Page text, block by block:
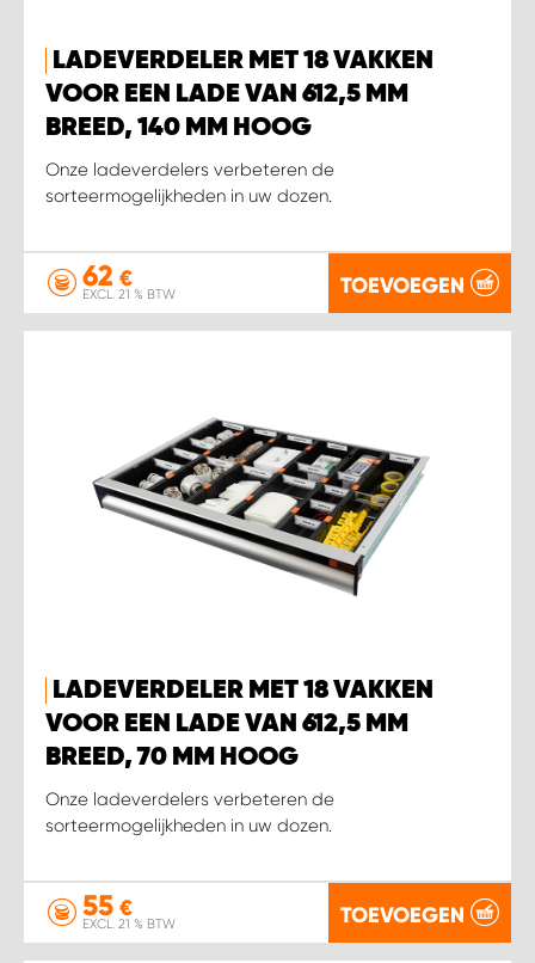
LADEVERDELER MET 18 VAKKEN
VOOR EEN LADE VAN 612,5 MM
BREED, 140 MM HOOG
Onze ladeverdelers verbeteren de
sorteermogelijkheden in uw dozen.
62 €
EXCL. 21 % BTW TOEVOEGEN
LADEVERDELER MET 18 VAKKEN
VOOR EEN LADE VAN 612,5 MM
BREED, 70 MM HOOG
Onze ladeverdelers verbeteren de
sorteermogelijkheden in uw dozen.
55 €
EXCL. 21 % BTW TOEVOEGEN